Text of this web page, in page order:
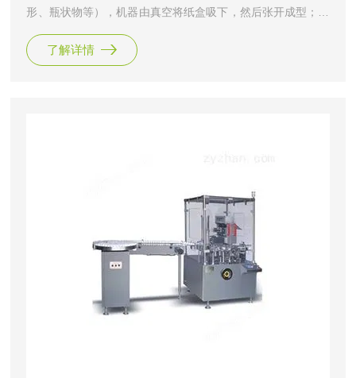
形、瓶状物等），机器由真空将纸盒吸下，然后张开成型；到
插舌的过程，机器自动打好批号。
了解详情